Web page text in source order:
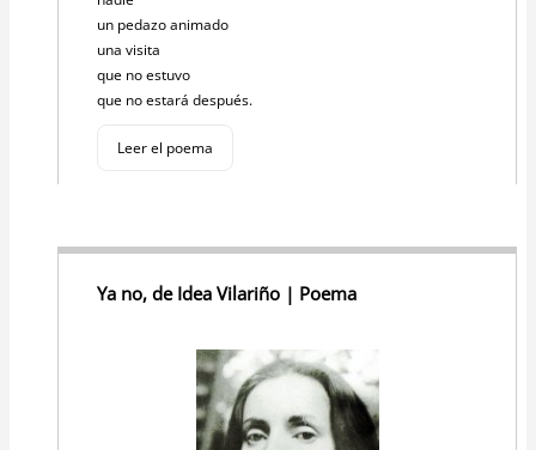
un pedazo animado
una visita
que no estuvo
que no estará después.
Leer el poema
Ya no, de Idea Vilariño | Poema